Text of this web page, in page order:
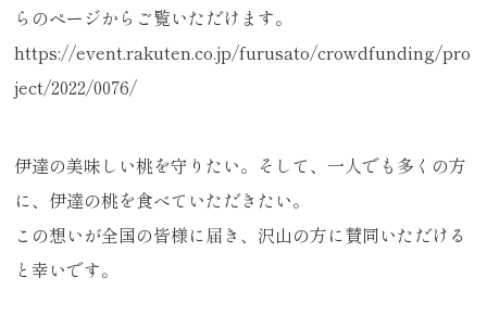
らのページからご覧いただけます。
https://event.rakuten.co.jp/furusato/crowdfunding/pro
ject/2022/0076/
伊達の美味しい桃を守りたい。そして、一人でも多くの方
に、伊達の桃を食べていただきたい。
この想いが全国の皆様に届き、沢山の方に賛同いただける
と幸いです。